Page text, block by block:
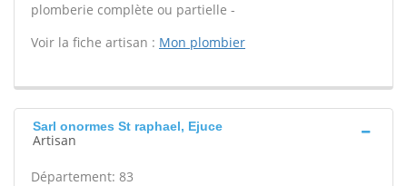
plomberie complète ou partielle -
Voir la fiche artisan : Mon plombier
Sarl onormes St raphael, Ejuce
Artisan
Département: 83